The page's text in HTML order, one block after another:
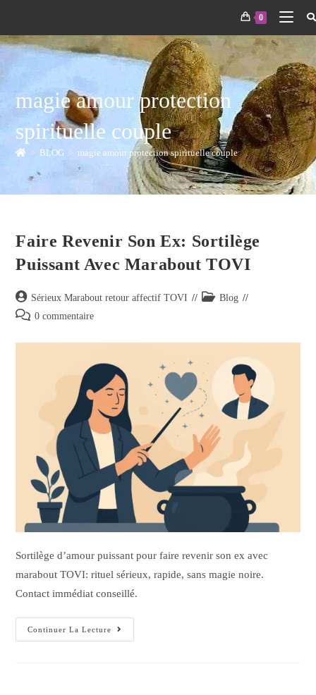
0
magie amour protection
spirituelle couple
> BLOG > magie amour protection spirituelle couple
Faire Revenir Son Ex: Sortilège
Puissant Avec Marabout TOVI
Sérieux Marabout retour affectif TOVI
Blog
0 commentaire
Sortilège d’amour puissant pour faire revenir son ex avec
marabout TOVI: rituel sérieux, rapide, sans magie noire.
Contact immédiat conseillé.
Continuer La Lecture